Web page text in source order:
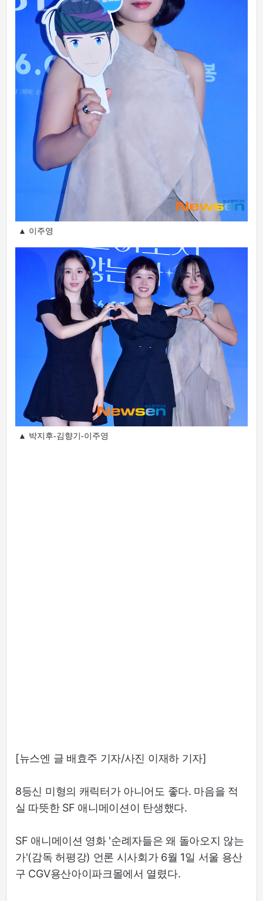
▲ 이주영
▲ 박지후-김향기-이주영
[뉴스엔 글 배효주 기자/사진 이재하 기자]
8등신 미형의 캐릭터가 아니어도 좋다. 마음을 적
실 따뜻한 SF 애니메이션이 탄생했다.
SF 애니메이션 영화 '순례자들은 왜 돌아오지 않는
가'(감독 허평강) 언론 시사회가 6월 1일 서울 용산
구 CGV용산아이파크몰에서 열렸다.